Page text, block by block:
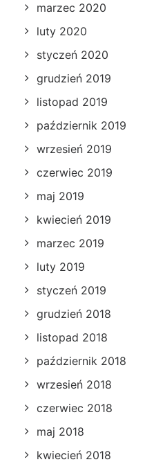
marzec 2020
luty 2020
styczeń 2020
grudzień 2019
listopad 2019
październik 2019
wrzesień 2019
czerwiec 2019
maj 2019
kwiecień 2019
marzec 2019
luty 2019
styczeń 2019
grudzień 2018
listopad 2018
październik 2018
wrzesień 2018
czerwiec 2018
maj 2018
kwiecień 2018